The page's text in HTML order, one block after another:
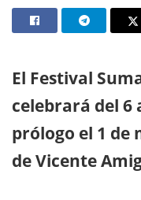
El Festival
celebrará del 6
prólogo el 1 de
de Vicente